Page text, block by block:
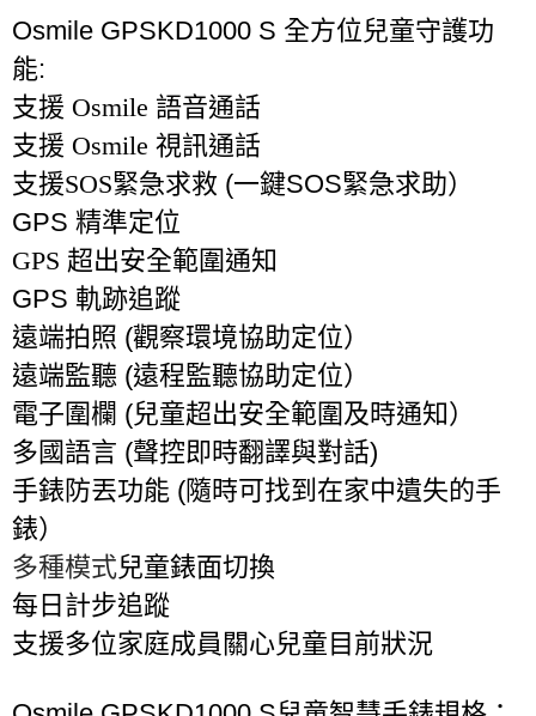
Osmile GPSKD1000 S 全方位兒童守護功
能:
支援 Osmile 語音通話
支援 Osmile 視訊通話
支援SOS緊急求救 (一鍵SOS緊急求助）
GPS 精準定位
GPS 超出安全範圍通知
GPS 軌跡追蹤
遠端拍照 (觀察環境協助定位）
遠端監聽 (遠程監聽協助定位）
電子圍欄 (兒童超出安全範圍及時通知）
多國語言 (聲控即時翻譯與對話)
手錶防丟功能 (隨時可找到在家中遺失的手
錶）
多種模式兒童錶面切換
每日計步追蹤
支援多位家庭成員關心兒童目前狀況